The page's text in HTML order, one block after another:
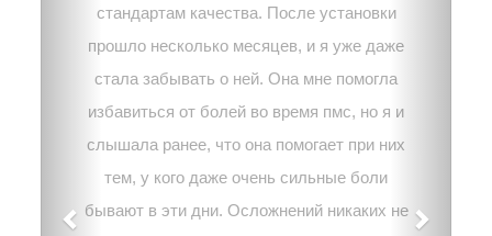
стандартам качества. После установки
прошло несколько месяцев, и я уже даже
стала забывать о ней. Она мне помогла
избавиться от болей во время пмс, но я и
слышала ранее, что она помогает при них
тем, у кого даже очень сильные боли
бывают в эти дни. Осложнений никаких не